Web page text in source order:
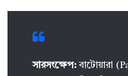
সারসংক্ষেপ: বাটোয়ারা